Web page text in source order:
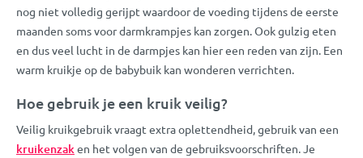
nog niet volledig gerijpt waardoor de voeding tijdens de eerste
maanden soms voor darmkrampjes kan zorgen. Ook gulzig eten
en dus veel lucht in de darmpjes kan hier een reden van zijn. Een
warm kruikje op de babybuik kan wonderen verrichten.
Hoe gebruik je een kruik veilig?
Veilig kruikgebruik vraagt extra oplettendheid, gebruik van een
kruikenzaken het volgen van de gebruiksvoorschriften. Je